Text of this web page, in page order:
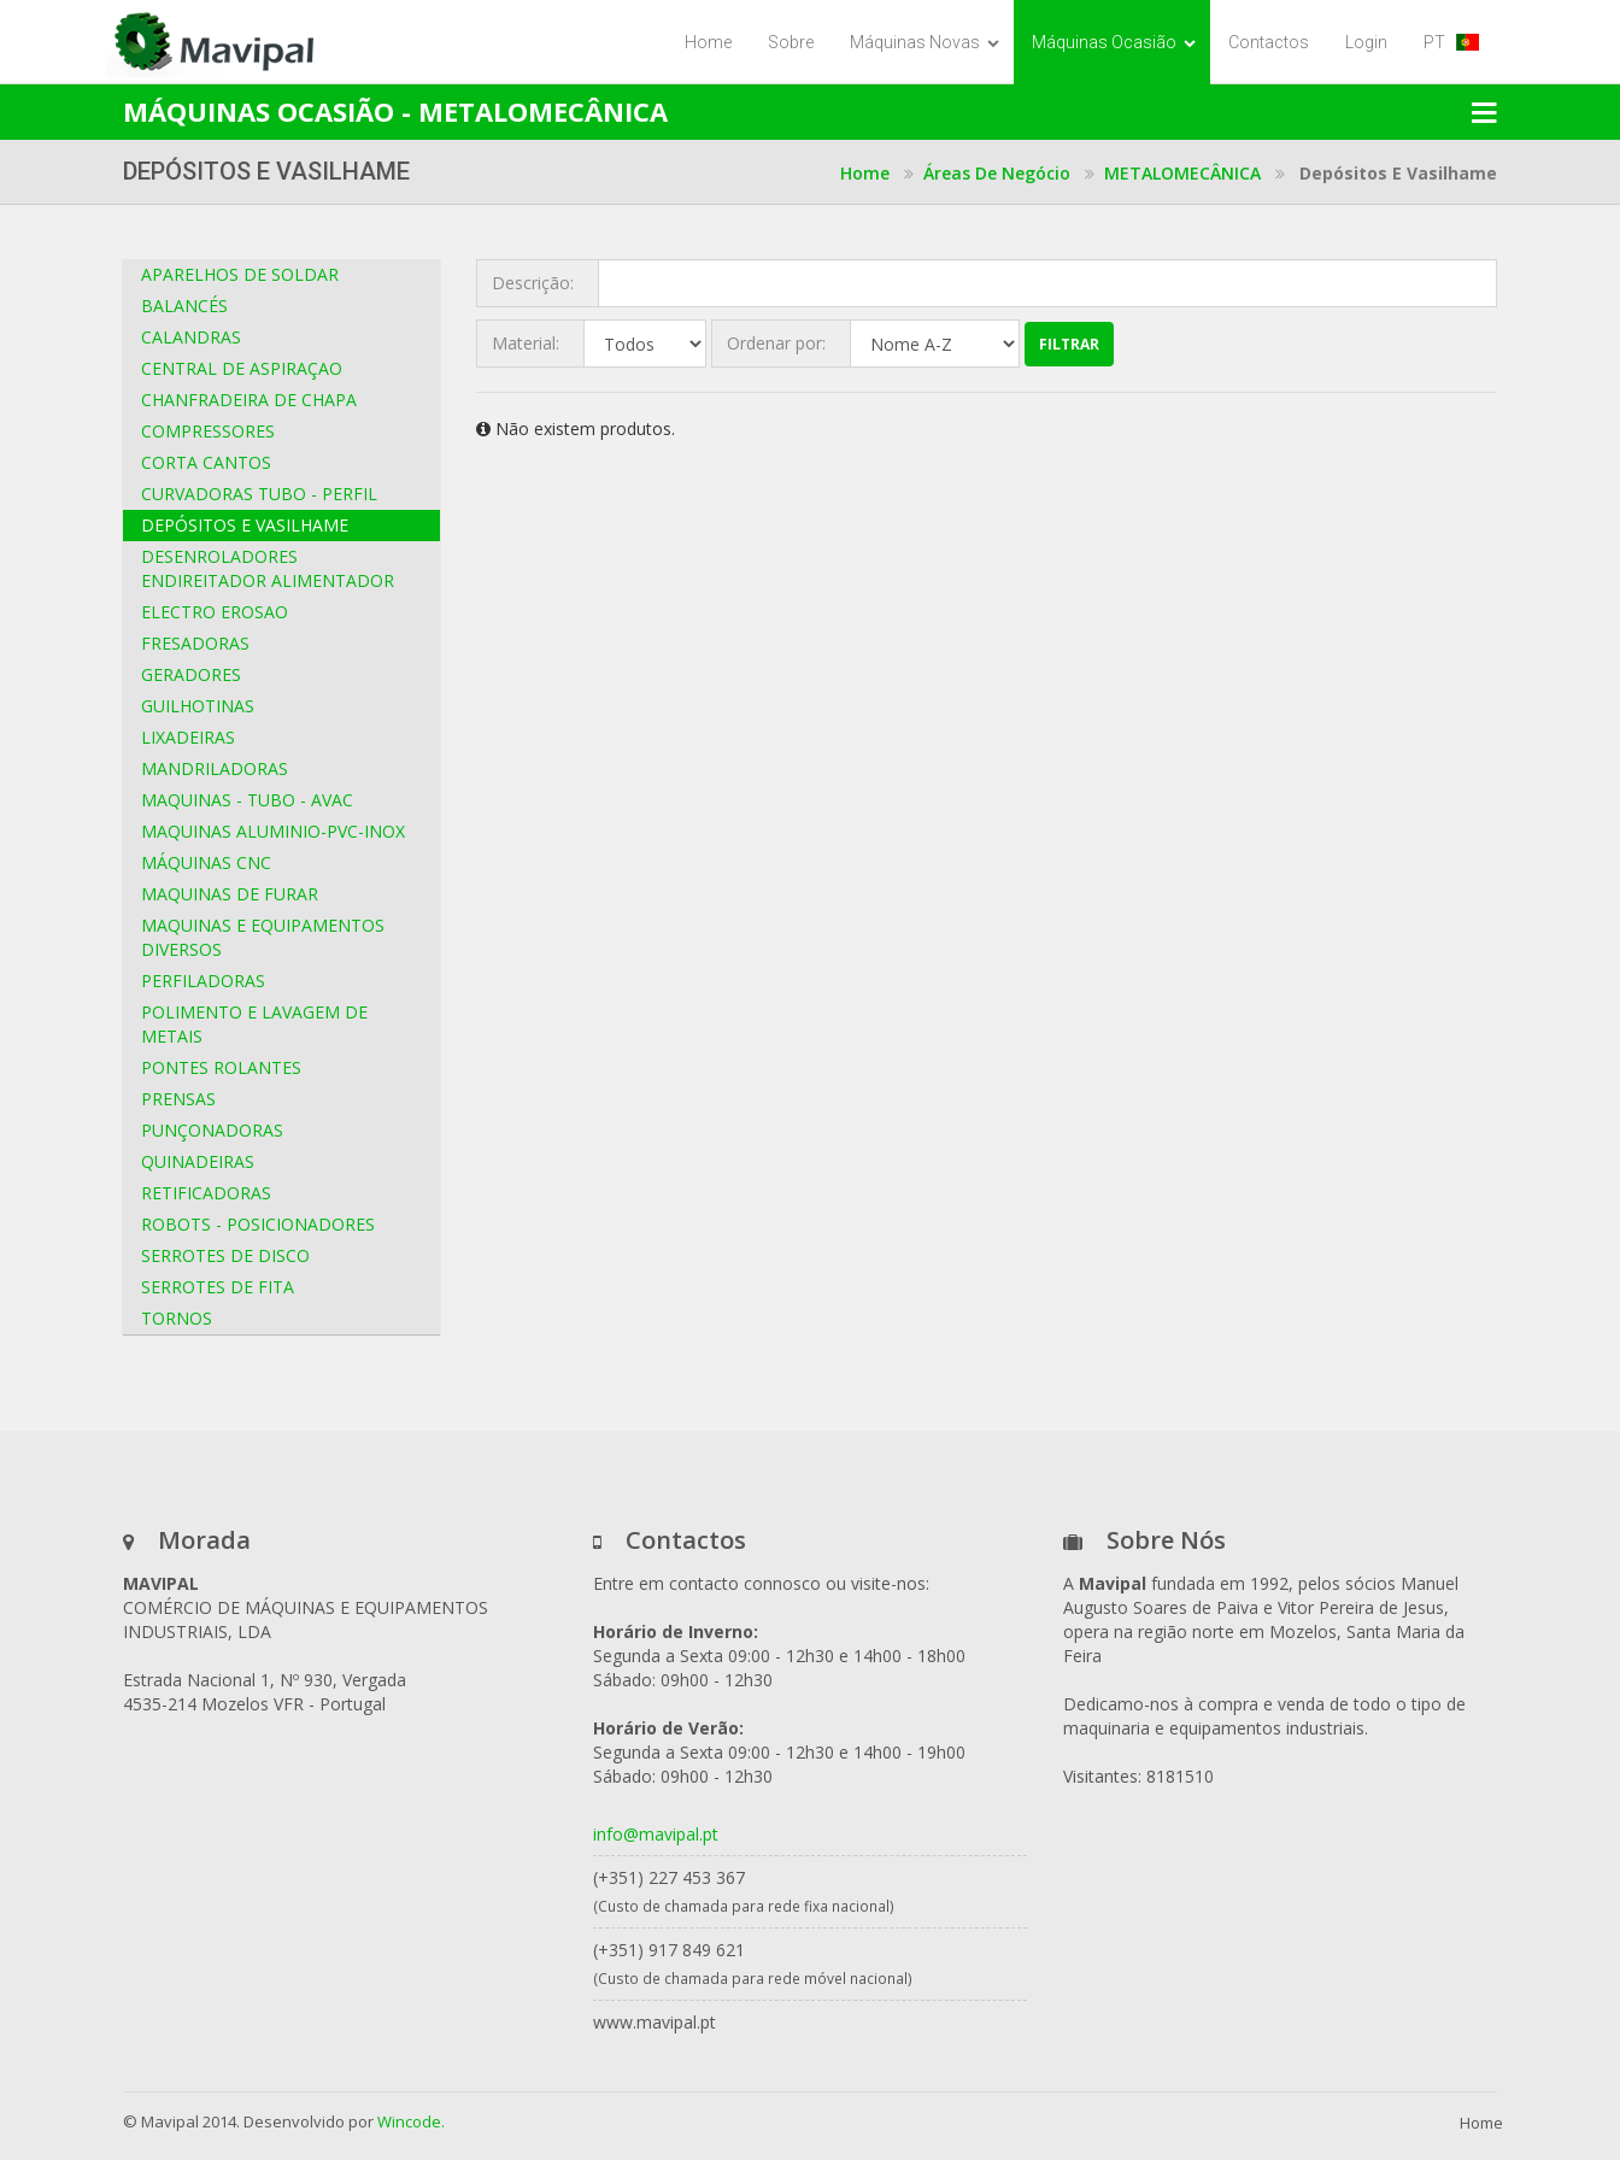
Home Sobre Máquinas Novas Máquinas Ocasião Contactos Login PT
MÁQUINAS OCASIÃO - METALOMECÂNICA
DEPÓSITOS E VASILHAME Home Áreas De Negócio METALOMECÂNICA Depósitos E Vasilhame
APARELHOS DE SOLDAR
BALANCÉS
CALANDRAS
CENTRAL DE ASPIRAÇAO
CHANFRADEIRA DE CHAPA
COMPRESSORES
CORTA CANTOS
CURVADORAS TUBO - PERFIL
DEPÓSITOS E VASILHAME
DESENROLADORES
ENDIREITADOR ALIMENTADOR
ELECTRO EROSAO
FRESADORAS
GERADORES
GUILHOTINAS
LIXADEIRAS
MANDRILADORAS
MAQUINAS - TUBO - AVAC
MAQUINAS ALUMINIO-PVC-INOX
MÁQUINAS CNC
MAQUINAS DE FURAR
MAQUINAS E EQUIPAMENTOS
DIVERSOS
PERFILADORAS
POLIMENTO E LAVAGEM DE
METAIS
PONTES ROLANTES
PRENSAS
PUNÇONADORAS
QUINADEIRAS
RETIFICADORAS
ROBOTS - POSICIONADORES
SERROTES DE DISCO
SERROTES DE FITA
TORNOS
Descrição:
Material: Ordenar por: FILTRAR
Não existem produtos.
Morada
MAVIPAL
COMÉRCIO DE MÁQUINAS E EQUIPAMENTOS
INDUSTRIAIS, LDA
Estrada Nacional 1, Nº 930, Vergada
4535-214 Mozelos VFR - Portugal
Contactos
Entre em contacto connosco ou visite-nos:
Horário de Inverno:
Segunda a Sexta 09:00 - 12h30 e 14h00 - 18h00
Sábado: 09h00 - 12h30
Horário de Verão:
Segunda a Sexta 09:00 - 12h30 e 14h00 - 19h00
Sábado: 09h00 - 12h30
info@mavipal.pt
(+351) 227 453 367
(Custo de chamada para rede fixa nacional)
(+351) 917 849 621
(Custo de chamada para rede móvel nacional)
www.mavipal.pt
Sobre Nós
A Mavipal fundada em 1992, pelos sócios Manuel
Augusto Soares de Paiva e Vitor Pereira de Jesus,
opera na região norte em Mozelos, Santa Maria da
Feira
Dedicamo-nos à compra e venda de todo o tipo de
maquinaria e equipamentos industriais.
Visitantes: 8181510
© Mavipal 2014. Desenvolvido porWincode. Home